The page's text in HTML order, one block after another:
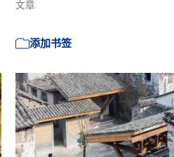
文章
添加书签